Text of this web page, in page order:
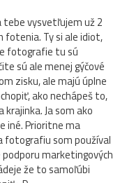
tebe vysvetľujem už 2
fotenia. Ty si ale idiot,
fotografie tu sú
sú ale menej gýčové
zisku, ale majú úplne
ako nechápeš to,
Ja som ako
iné. Prioritne ma
fotografiu som používal
marketingových
že to samoľúbi